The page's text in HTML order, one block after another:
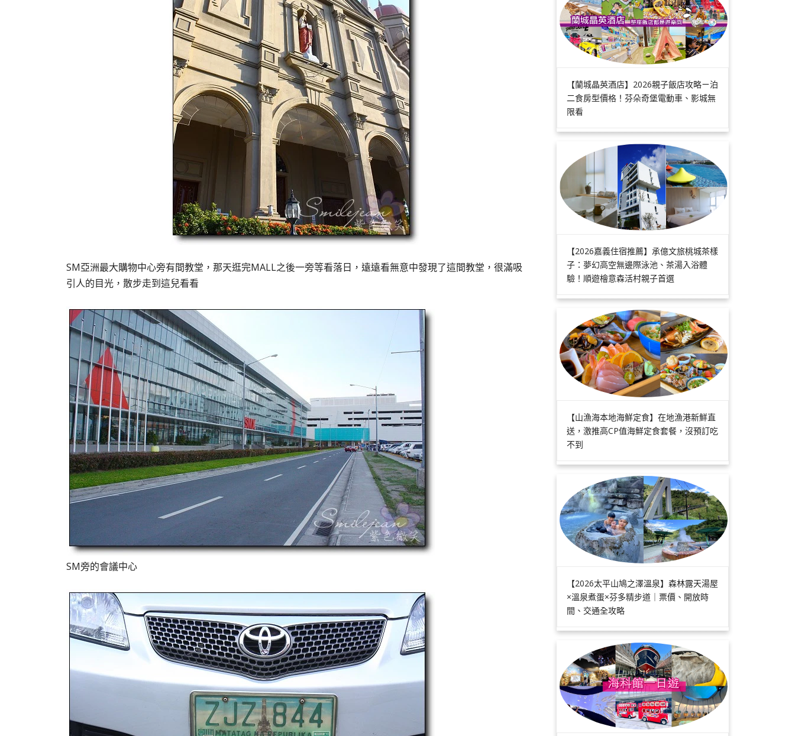
SM亞洲最大購物中心旁有間教堂，那天逛完MALL之後一旁等看落日，遠遠看無意中發現了這間教堂，很滿吸
引人的目光，散步走到這兒看看
SM旁的會議中心
【蘭城晶英酒店】2026親子飯店攻略ㄧ泊
二食房型價格！芬朵奇堡電動車、影城無
限看
【2026嘉義住宿推薦】承億文旅桃城茶樣
子：夢幻高空無邊際泳池、茶湯入浴體
驗！順遊檜意森活村親子首選
【山漁海本地海鮮定食】在地漁港新鮮直
送，激推高CP值海鮮定食套餐，沒預訂吃
不到
【2026太平山鳩之澤溫泉】森林露天湯屋
×溫泉煮蛋×芬多精步道｜票價、開放時
間、交通全攻略